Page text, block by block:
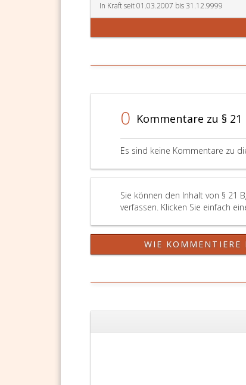
In Kraft seit 01.03.2007 bis 31.12.9999
0 Kommentare zu § 21
Es sind keine Kommentare zu
Sie können den Inhalt von § 21
verfassen. Klicken Sie einfach
WIE KOMMENTIERE